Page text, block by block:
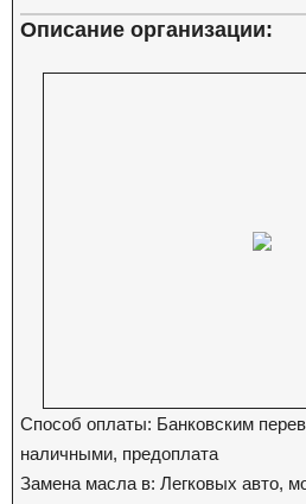
Описание организации:
Способ оплаты: Банковским
наличными, предоплата
Замена масла в: Легковых авто,